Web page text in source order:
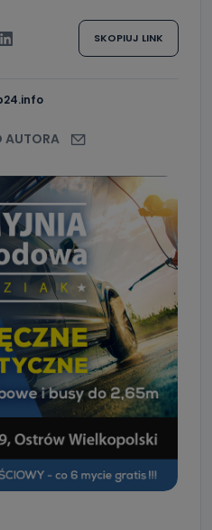
z inspektorem
SKOPIUJ LINK
AUTORA